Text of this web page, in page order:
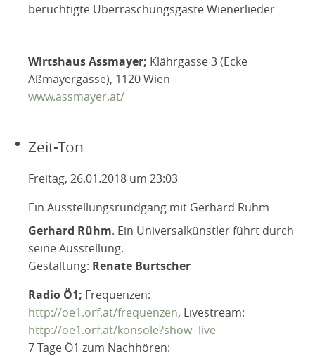
berüchtigte Überraschungsgäste Wienerlieder
Wirtshaus Assmayer; Klährgasse 3 (Ecke
Aßmayergasse), 1120 Wien
www.assmayer.at/
Zeit-Ton
Freitag, 26.01.2018 um 23:03
Ein Ausstellungsrundgang mit Gerhard Rühm
Gerhard Rühm. Ein Universalkünstler führt durch
seine Ausstellung.
Gestaltung: Renate Burtscher
Radio Ö1; Frequenzen:
http://oe1.orf.at/frequenzen, Livestream:
http://oe1.orf.at/konsole?show=live
7 Tage Ö1 zum Nachhören: